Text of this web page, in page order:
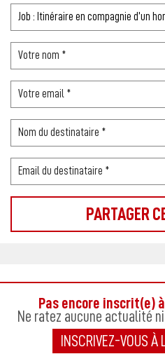
Pas encore inscrit(e)
Ne ratez aucune actualité
INSCRIVEZ-VOUS À